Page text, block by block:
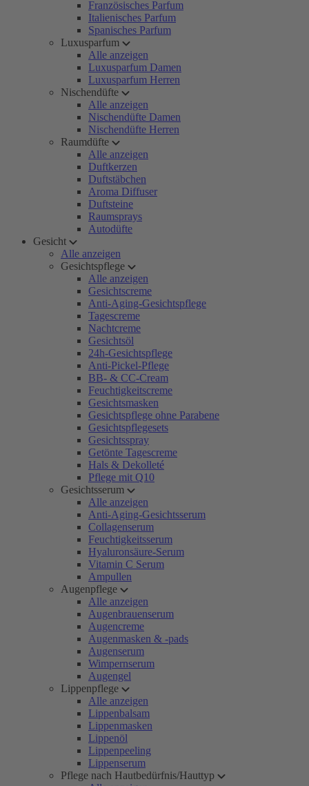
Französisches Parfum
Italienisches Parfum
Spanisches Parfum
Luxusparfum
Alle anzeigen
Luxusparfum Damen
Luxusparfum Herren
Nischendüfte
Alle anzeigen
Nischendüfte Damen
Nischendüfte Herren
Raumdüfte
Alle anzeigen
Duftkerzen
Duftstäbchen
Aroma Diffuser
Duftsteine
Raumsprays
Autodüfte
Gesicht
Alle anzeigen
Gesichtspflege
Alle anzeigen
Gesichtscreme
Anti-Aging-Gesichtspflege
Tagescreme
Nachtcreme
Gesichtsöl
24h-Gesichtspflege
Anti-Pickel-Pflege
BB- & CC-Cream
Feuchtigkeitscreme
Gesichtsmasken
Gesichtspflege ohne Parabene
Gesichtspflegesets
Gesichtsspray
Getönte Tagescreme
Hals & Dekolleté
Pflege mit Q10
Gesichtsserum
Alle anzeigen
Anti-Aging-Gesichtsserum
Collagenserum
Feuchtigkeitsserum
Hyaluronsäure-Serum
Vitamin C Serum
Ampullen
Augenpflege
Alle anzeigen
Augenbrauenserum
Augencreme
Augenmasken & -pads
Augenserum
Wimpernserum
Augengel
Lippenpflege
Alle anzeigen
Lippenbalsam
Lippenmasken
Lippenöl
Lippenpeeling
Lippenserum
Pflege nach Hautbedürfnis/Hauttyp